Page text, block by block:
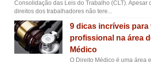
Consolidação das Leis do Trabalho (CLT). Apesar
direitos dos trabalhadores não tere...
9 dicas incríveis para
profissional na área
Médico
O Direito Médico é uma área